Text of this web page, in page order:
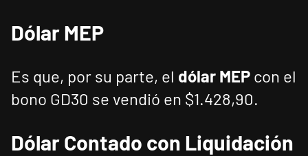
Dólar MEP
Es que, por su parte, el dólar MEP con el
bono GD30 se vendió en $1.428,90.
Dólar Contado con Liquidación